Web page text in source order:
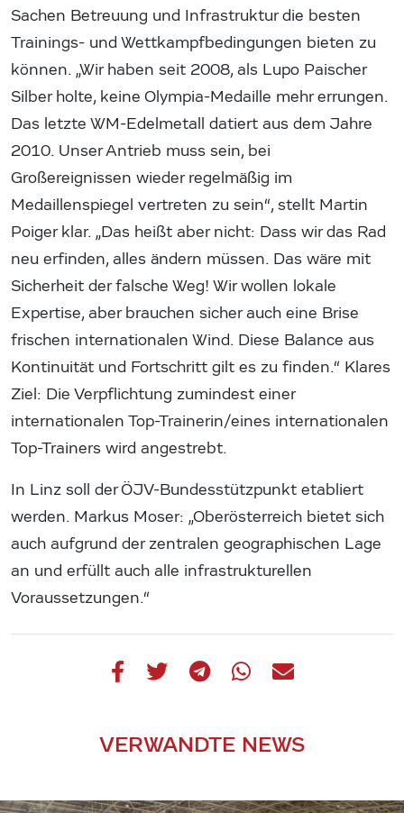
Sachen Betreuung und Infrastruktur die besten
Trainings- und Wettkampfbedingungen bieten zu
können. „Wir haben seit 2008, als Lupo Paischer
Silber holte, keine Olympia-Medaille mehr errungen.
Das letzte WM-Edelmetall datiert aus dem Jahre
2010. Unser Antrieb muss sein, bei
Großereignissen wieder regelmäßig im
Medaillenspiegel vertreten zu sein“, stellt Martin
Poiger klar. „Das heißt aber nicht: Dass wir das Rad
neu erfinden, alles ändern müssen. Das wäre mit
Sicherheit der falsche Weg! Wir wollen lokale
Expertise, aber brauchen sicher auch eine Brise
frischen internationalen Wind. Diese Balance aus
Kontinuität und Fortschritt gilt es zu finden.“ Klares
Ziel: Die Verpflichtung zumindest einer
internationalen Top-Trainerin/eines internationalen
Top-Trainers wird angestrebt.
In Linz soll der ÖJV-Bundesstützpunkt etabliert
werden. Markus Moser: „Oberösterreich bietet sich
auch aufgrund der zentralen geographischen Lage
an und erfüllt auch alle infrastrukturellen
Voraussetzungen.“
VERWANDTE NEWS